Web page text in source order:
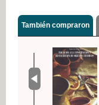
También compraron